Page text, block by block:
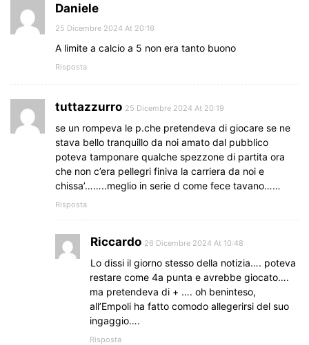
Daniele
25 Dicembre 2024 At 20:16
A limite a calcio a 5 non era tanto buono
Risposta
tuttazzurro 25 Dicembre 2024 At 20:19
se un rompeva le p.che pretendeva di giocare se ne
stava bello tranquillo da noi amato dal pubblico
poteva tamponare qualche spezzone di partita ora
che non c’era pellegri finiva la carriera da noi e
chissa’……..meglio in serie d come fece tavano……
Risposta
Riccardo 26 Dicembre 2024 At 10:48
Lo dissi il giorno stesso della notizia…. poteva
restare come 4a punta e avrebbe giocato….
ma pretendeva di + …. oh beninteso,
all’Empoli ha fatto comodo allegerirsi del suo
ingaggio….
Risposta